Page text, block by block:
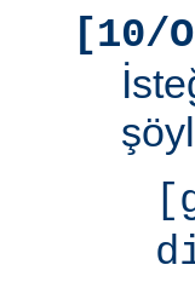
[10/